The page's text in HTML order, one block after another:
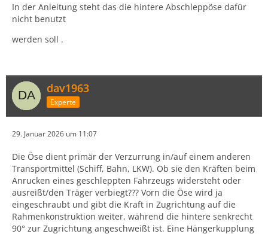
In der Anleitung steht das die hintere Abschleppöse dafür
nicht benutzt
werden soll .
dav1963
Experte
29. Januar 2026 um 11:07
Die Öse dient primär der Verzurrung in/auf einem anderen
Transportmittel (Schiff, Bahn, LKW). Ob sie den Kräften beim
Anrucken eines geschleppten Fahrzeugs widersteht oder
ausreißt/den Träger verbiegt??? Vorn die Öse wird ja
eingeschraubt und gibt die Kraft in Zugrichtung auf die
Rahmenkonstruktion weiter, während die hintere senkrecht
90° zur Zugrichtung angeschweißt ist. Eine Hängerkupplung